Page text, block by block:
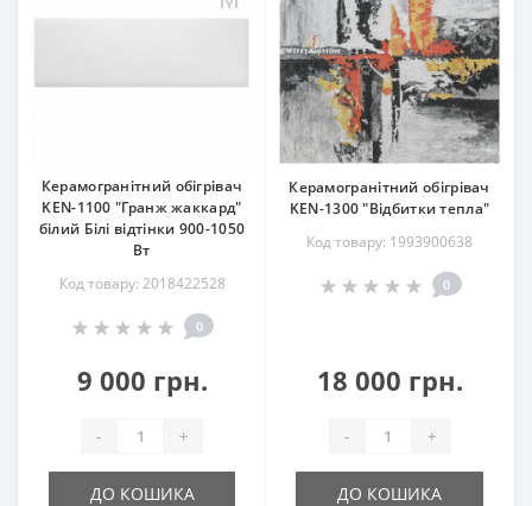
Керамогранітний обігрівач
KEN-1100 "Гранж жаккард"
білий Білі відтінки 900-1050
Вт
Код товару: 2018422528
0
9 000 грн.
- +
ДО КОШИКА
Керамогранітний обігрівач
KEN-1300 "Відбитки тепла"
Код товару: 1993900638
0
18 000 грн.
- +
ДО КОШИКА